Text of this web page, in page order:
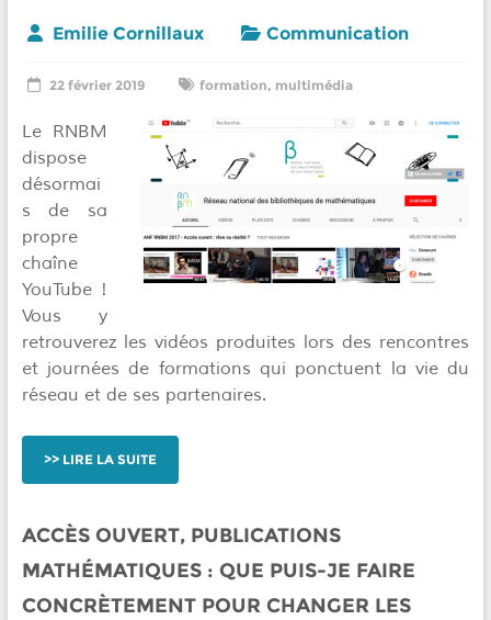
Emilie Cornillaux Communication
22 février 2019 formation, multimédia
Le RNBM
dispose
désormai
s de sa
propre
chaîne
YouTube !
Vous y
retrouverez les vidéos produites lors des rencontres
et journées de formations qui ponctuent la vie du
réseau et de ses partenaires.
LIRE LA SUITE
ACCÈS OUVERT, PUBLICATIONS
MATHÉMATIQUES : QUE PUIS-JE FAIRE
CONCRÈTEMENT POUR CHANGER LES